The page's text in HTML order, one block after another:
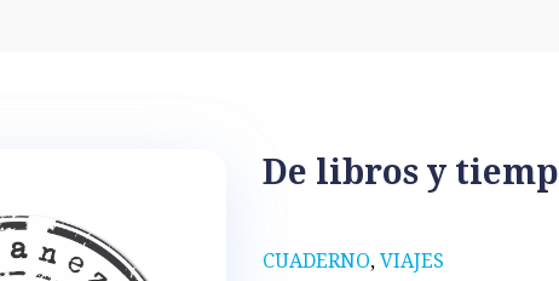
CUADERNO, VIAJES
De libros y